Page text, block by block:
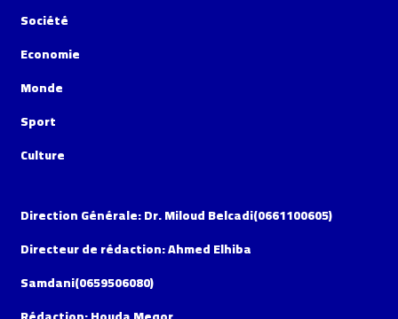
Société
Economie
Monde
Sport
Culture
Direction Générale: Dr. Miloud Belcadi(0661100605)
Directeur de rédaction: Ahmed Elhiba
Samdani(0659506080)